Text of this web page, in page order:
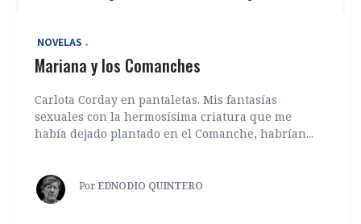
‎ NOVELAS
Mariana y los Comanches
Carlota Corday en pantaletas. Mis fantasías
sexuales con la hermosísima criatura que me
había dejado plantado en el Comanche, habrían...
Por EDNODIO QUINTERO